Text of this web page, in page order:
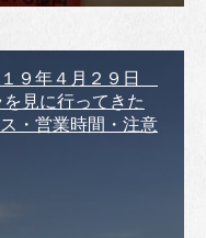
１９年４月２９日
見に行ってきた
・営業時間・注意